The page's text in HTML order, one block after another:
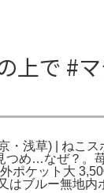
で #マ
浅草) | ねこ
つめ…なぜ？
ポケット大
ブルー無地